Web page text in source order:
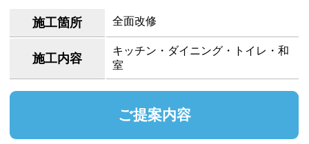
施工箇所 全面改修
施工内容
キッチン・ダイニング・トイレ・和
室
ご提案内容